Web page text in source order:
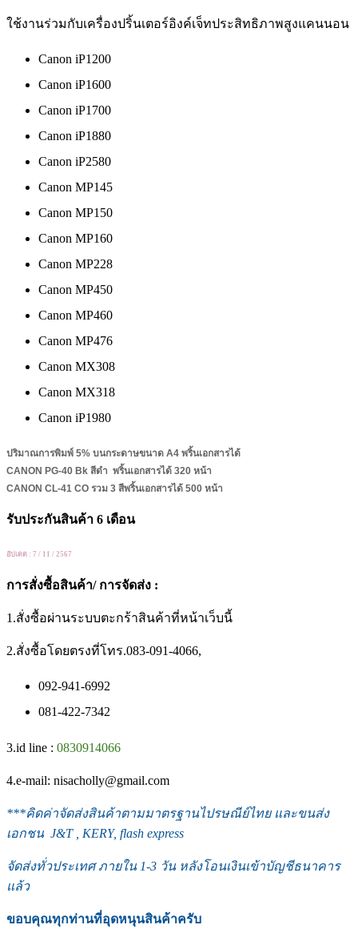
ใช้งานร่วมกับเครื่องปริ้นเตอร์อิงค์เจ็ทประสิทธิภาพสูงแคนนอน
Canon iP1200
Canon iP1600
Canon iP1700
Canon iP1880
Canon iP2580
Canon MP145
Canon MP150
Canon MP160
Canon MP228
Canon MP450
Canon MP460
Canon MP476
Canon MX308
Canon MX318
Canon iP1980
ปริมาณการพิมพ์ 5% บนกระดาษขนาด A4 พริ้นเอกสารได้
CANON PG-40 Bk สีดำ พริ้นเอกสารได้ 320 หน้า
CANON CL-41 CO รวม 3 สีพริ้นเอกสารได้ 500 หน้า
รับประกันสินค้า 6 เดือน
อัปเดต : 7 / 11 / 2567
การสั่งซื้อสินค้า/ การจัดส่ง :
1.สั่งซื้อผ่านระบบตะกร้าสินค้าที่หน้าเว็บนี้
2.สั่งซื้อโดยตรงที่โทร.083-091-4066,
092-941-6992
081-422-7342
3.id line : 0830914066
4.e-mail: nisacholly@gmail.com
***คิดค่าจัดส่งสินค้าตามมาตรฐานไปรษณีย์ไทย และขนส่ง
เอกชน J&T , KERY, flash express
จัดส่งทั่วประเทศ ภายใน 1-3 วัน หลังโอนเงินเข้าบัญชีธนาคาร
แล้ว
ขอบคุณทุกท่านที่อุดหนุนสินค้าครับ